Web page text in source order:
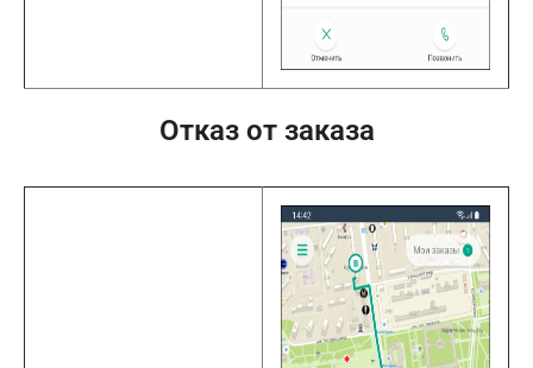
Отказ от заказа